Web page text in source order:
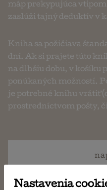
máp prekypujúca
zaslúži tajný deduktív v
Kniha sa požičiava
dní. Ak si prajete túto
na dlhšiu dobu, v košíku
ponúkaných možností.
je potrebné knihu vrátiť
prostredníctvom pošty,
Nastavenia